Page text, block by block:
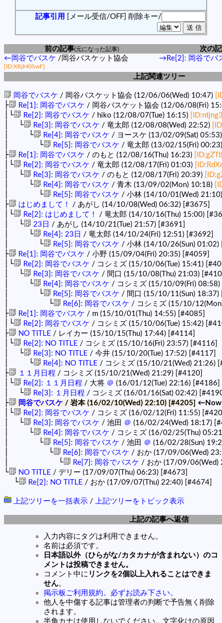
記事引用 [メール受信/OFF] 削除キー/
前の記事(元になった記事)
次の
←岡谷でバスケ /岡谷バスケット協会
[ID:XRjM0SwF]
→Re[2]: 岡谷でバ
上記関連ツリー
岡谷でバスケ / 岡谷バスケット協会 (12/06/06(Wed) 10:47)
├ Re[1]: 岡谷でバスケ / 岡谷バスケット協会 (12/06/08(Fri)
│└ Re[2]: 岡谷でバスケ / hiko (12/08/07(Tue) 16:15)
│ └ Re[3]: 岡谷でバスケ / 竜太郎 (12/08/08(Wed) 22:52)
│ └ Re[4]: 岡谷でバスケ / ヨースケ (13/02/09(Sat)
│ └ Re[5]: 岡谷でバスケ / 竜太郎 (13/02/15(Fri)
├ Re[1]: 岡谷でバスケ / のもと (12/08/16(Thu) 16:23)
│└ Re[2]: 岡谷でバスケ / 竜太郎 (12/08/17(Fri) 01:03)
│ └ Re[3]: 岡谷でバスケ / のもと (12/08/17(Fri) 20:39)
│ └ Re[4]: 岡谷でバスケ / 青木 (13/09/02(Mon) 10:18)
│ └ Re[5]: 岡谷でバスケ / 小林 (14/10/01(Wed)
├ はじめまして！ / あがし (14/10/08(Wed) 06:32) [#3675]
│└ Re[2]: はじめまして！ / 竜太郎 (14/10/16(Thu) 15:00)
│ └ 23日 / あがし (14/10/21(Tue) 21:57) [#3691]
│ └ Re[4]: 23日 / 竜太郎 (14/10/24(Fri) 12:51) [#3692]
│ └ Re[5]: 岡谷でバスケ / 小林 (14/10/26(Sun) 01:02)
├ Re[1]: 岡谷でバスケ / 小野 (15/09/04(Fri) 20:35) [#4059]
│└ Re[2]: 岡谷でバスケ / コシミズ (15/10/06(Tue) 15:41)
│ └ Re[3]: 岡谷でバスケ / 間口 (15/10/08(Thu) 21:03)
│ └ Re[4]: 岡谷でバスケ / コシミズ (15/10/09(Fri) 08:58)
│ └ Re[5]: 岡谷でバスケ / 間口 (15/10/11(Sun) 18:37)
│ └ Re[6]: 岡谷でバスケ / コシミズ (15/10/
├ Re[1]: 岡谷でバスケ / m (15/10/01(Thu) 14:55) [#4085]
│└ Re[2]: 岡谷でバスケ / コシミズ (15/10/06(Tue) 15:42)
├ NO TITLE / レイカー (15/10/15(Thu) 17:44) [#4114]
│└ Re[2]: NO TITLE / コシミズ (15/10/16(Fri) 23:57) [#4116]
│ └ Re[3]: NO TITLE / 今井 (15/10/20(Tue) 17:52) [#4117]
│ └ Re[4]: NO TITLE / コシミズ (15/10/21(Wed) 21:26)
├ １１月日程 / コシミズ (15/10/21(Wed) 21:29) [#4120]
│└ Re[2]: １１月日程 / 大将 ＠ (16/01/12(Tue) 22:16) [#4186]
│ └ Re[3]: １月日程 / コシミズ (16/01/16(Sat) 02:42)
├ 岡谷でバスケ / 岩本 (16/02/10(Wed) 22:10) [#4205] ←Now
│└ Re[2]: 岡谷でバスケ / コシミズ (16/02/12(Fri) 11:55)
│ └ Re[3]: 岡谷でバスケ / 池田 ＠ (16/02/24(Wed) 18:17)
│ └ Re[4]: 岡谷でバスケ / コシミズ (16/02/25(Thu)
│ └ Re[5]: 岡谷でバスケ / 池田 ＠ (16/02/28(Sun)
│ └ Re[6]: 岡谷でバスケ / おか (17/09/06(Wed)
│ └ Re[7]: 岡谷でバスケ / おか (17/09/06(Wed)
└ NO TITLE / デリー (17/09/07(Thu) 06:23) [#4673]
└ Re[2]: NO TITLE / おか (17/09/07(Thu) 22:40) [#4674]
上記ツリーを一括表示 / 上記ツリーをトピック表示
上記の記事へ返信
入力内容にタグは利用できません。
名前は必須です。
日本語以外（ひらがな/カタカナが含まれない）のコ
メントは投稿できません。
コメント中に リンクを2個以上入れることはできま
せん。
掲示板ご利用規約。必ずお読み下さい。
他人を中傷する記事は管理者の判断で予告無く削除
されます。
半角カナは使用しないでください。文字化けの原因